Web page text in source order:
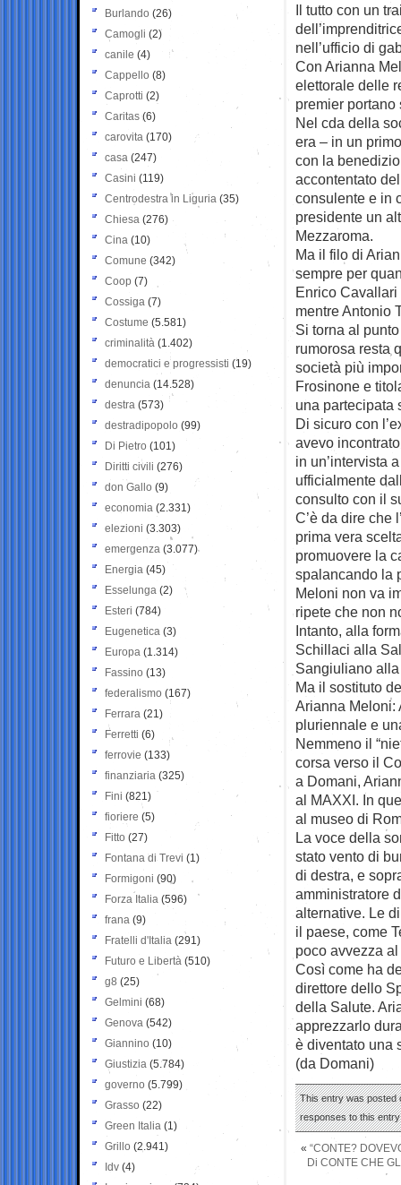
Il tutto con un
nell’ufficio di
Con Arianna
elettorale delle
premier
Nel cda della
era – in un
con la
accontentato
consulente e in
presidente un
Mezzaroma.
Ma il filo di
sempre per
Enrico
mentre Antonio
Si torna al
rumorosa resta
società più
Frosinone e
una partecipata
Di sicuro con
avevo
in un’intervista
ufficialmente
consulto con il
C’è da dire che
prima vera
promuovere la
spalancando la
Meloni non va
ripete che non
Intanto, alla
Schillaci alla
Sangiuliano
Ma il sostituto
Arianna Meloni:
pluriennale e
Nemmeno il
corsa verso il
a Domani,
al MAXXI. In
al museo di
La voce della
stato vento di
di destra, e
amministratore
alternative. Le
il paese, come
poco avvezza
Così come ha
direttore dello
della Salute.
apprezzarlo
è diventato una
(da Domani)
This entry was posted
responses to this
« “CONTE?
Di CONTE CHE
Burlando (26)
Camogli (2)
canile (4)
Cappello (8)
Caprotti (2)
Caritas (6)
carovita (170)
casa (247)
Casini (119)
Centrodestra in Liguria (35)
Chiesa (276)
Cina (10)
Comune (342)
Coop (7)
Cossiga (7)
Costume (5.581)
criminalità (1.402)
democratici e progressisti (19)
denuncia (14.528)
destra (573)
destradipopolo (99)
Di Pietro (101)
Diritti civili (276)
don Gallo (9)
economia (2.331)
elezioni (3.303)
emergenza (3.077)
Energia (45)
Esselunga (2)
Esteri (784)
Eugenetica (3)
Europa (1.314)
Fassino (13)
federalismo (167)
Ferrara (21)
Ferretti (6)
ferrovie (133)
finanziaria (325)
Fini (821)
fioriere (5)
Fitto (27)
Fontana di Trevi (1)
Formigoni (90)
Forza Italia (596)
frana (9)
Fratelli d'Italia (291)
Futuro e Libertà (510)
g8 (25)
Gelmini (68)
Genova (542)
Giannino (10)
Giustizia (5.784)
governo (5.799)
Grasso (22)
Green Italia (1)
Grillo (2.941)
Idv (4)